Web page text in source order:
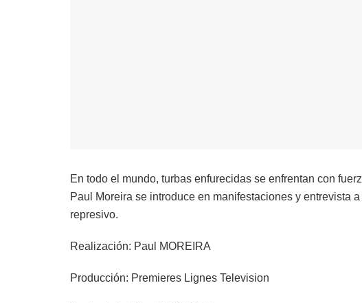
En todo el mundo, turbas enfurecidas se enfrentan con
Paul Moreira se introduce en manifestaciones y entrevista
represivo.
Realización: Paul MOREIRA
Producción: Premieres Lignes Television